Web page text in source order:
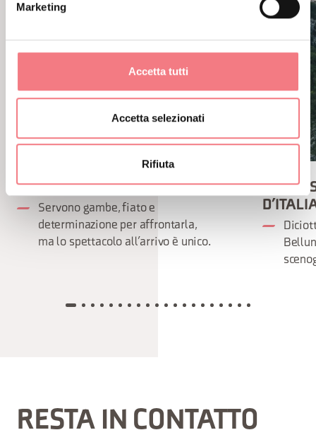
Marketing
Accetta tutti
Accetta selezionati
Rifiuta
TRE CIME - GIRO D’ITALIA
Servono gambe, fiato e
determinazione per affrontarla,
ma lo spettacolo all’arrivo è unico.
PASSO
RESTA IN CONTATTO